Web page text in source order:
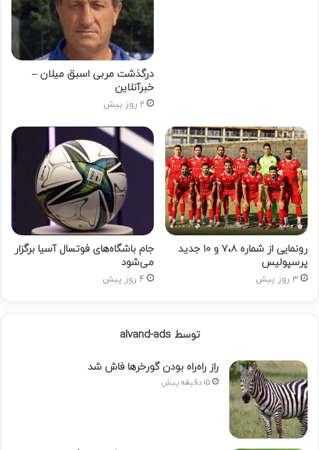
درگذشت مربی اسبق میلان –
خبرآنلاین
2 روز پیش
رونمایی از شماره ۷،۸ و ۱۰ جدید
پرسپولیس
3 روز پیش
جام باشگاه‌های فوتسال آسیا برگزار
می‌شود
4 روز پیش
توسط alvand-ads
راز راه‌راه بودن گورخرها فاش شد
15 دقیقه پیش